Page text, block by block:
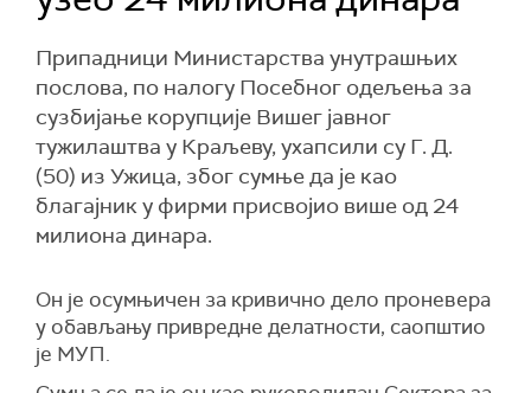
Припадници Министарства унутрашњих
послова, по налогу Посебног одељења за
сузбијање корупције Вишег јавног
тужилаштва у Краљеву, ухапсили су Г. Д.
(50) из Ужица, због сумње да је као
благајник у фирми присвојио више од 24
милиона динара.
Он је осумњичен за кривично дело проневера
у обављању привредне делатности, саопштио
је МУП.